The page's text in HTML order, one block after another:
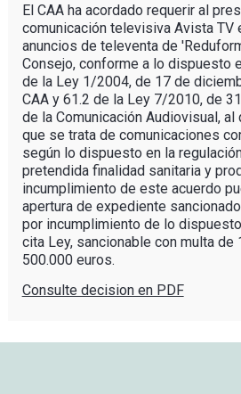
El CAA ha acordado requerir al
comunicación televisiva Avista TV
anuncios de televenta de
Consejo, conforme a lo dispuesto
de la Ley 1/2004, de 17 de
CAA y 61.2 de la Ley 7/2010, de
de la Comunicación Audiovisual, al
que se trata de comunicaciones
según lo dispuesto en la
pretendida finalidad sanitaria y
incumplimiento de este acuerdo
apertura de expediente
por incumplimiento de lo
cita Ley, sancionable con multa de
500.000 euros.
Consulte decision en PDF